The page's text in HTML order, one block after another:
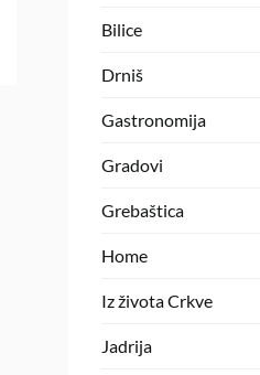
Bilice
Drniš
Gastronomija
Gradovi
Grebaštica
Home
Iz života Crkve
Jadrija